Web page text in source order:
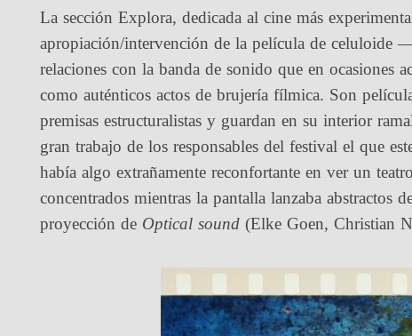
La sección Explora, dedicada al cine más
apropiación/intervención de la película de celuloide
relaciones con la banda de sonido que en ocasiones
como auténticos actos de brujería fílmica. Son
premisas estructuralistas y guardan en su interior
gran trabajo de los responsables del festival el que
había algo extrañamente reconfortante en ver un
concentrados mientras la pantalla lanzaba abstractos
proyección de Optical sound (Elke Goen, Christian